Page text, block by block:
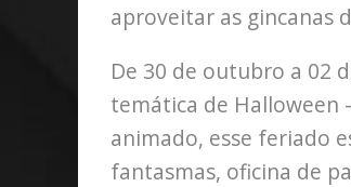
aproveitar as gincanas
De 30 de outubro a 02
temática de Halloween
animado, esse feriado
fantasmas, oficina de